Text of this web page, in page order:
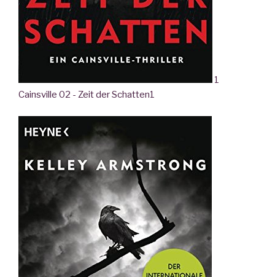
1
Cainsville 02 - Zeit der Schatten1